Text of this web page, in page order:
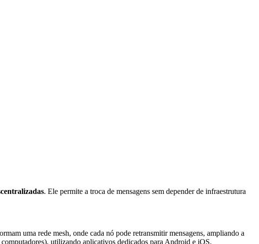
. Ele permite a troca de mensagens sem depender de infraestrutura
uma rede mesh, onde cada nó pode retransmitir mensagens, ampliando a
computadores), utilizando aplicativos dedicados para Android e iOS.